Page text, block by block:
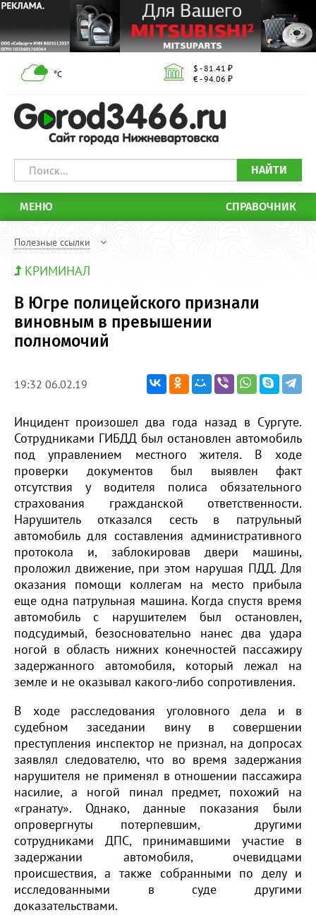
°С
$ - 81.41 ₽
€ - 94.06 ₽
НАЙТИ
МЕНЮ СПРАВОЧНИК
Полезные ссылки
КРИМИНАЛ
В Югре полицейского признали
виновным в превышении
полномочий
19:32 06.02.19
Инцидент произошел два года назад в Сургуте.
Сотрудниками ГИБДД был остановлен автомобиль
под управлением местного жителя. В ходе
проверки документов был выявлен факт
отсутствия у водителя полиса обязательного
страхования гражданской ответственности.
Нарушитель отказался сесть в патрульный
автомобиль для составления административного
протокола и, заблокировав двери машины,
проложил движение, при этом нарушая ПДД. Для
оказания помощи коллегам на место прибыла
еще одна патрульная машина. Когда спустя время
автомобиль с нарушителем был остановлен,
подсудимый, безосновательно нанес два удара
ногой в область нижних конечностей пассажиру
задержанного автомобиля, который лежал на
земле и не оказывал какого-либо сопротивления.
В ходе расследования уголовного дела и в
судебном заседании вину в совершении
преступления инспектор не признал, на допросах
заявлял следователю, что во время задержания
нарушителя не применял в отношении пассажира
насилие, а ногой пинал предмет, похожий на
«гранату». Однако, данные показания были
опровергнуты потерпевшим, другими
сотрудниками ДПС, принимавшими участие в
задержании автомобиля, очевидцами
происшествия, а также собранными по делу и
исследованными в суде другими
доказательствами.